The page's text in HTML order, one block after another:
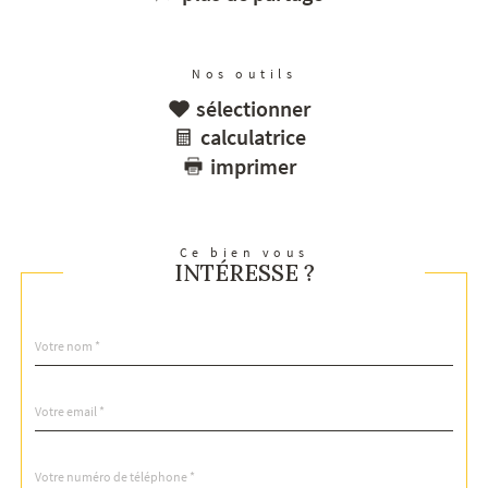
Nos outils
sélectionner
calculatrice
imprimer
Ce bien vous
INTÉRESSE ?
par
*
*
*